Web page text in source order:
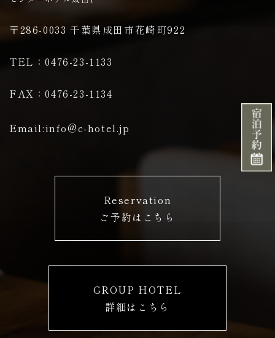
〒286-0033 千葉県成田市花崎町922
TEL：0476-23-1133
FAX：0476-23-1134
Email:info@c-hotel.jp
Reservation
ご予約はこちら
GROUP HOTEL
詳細はこちら